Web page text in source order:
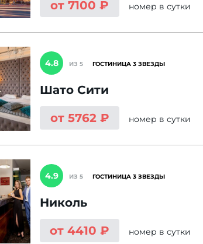
от 7100 ₽
номер в сутки
4.8 ИЗ 5 ГОСТИНИЦА 3 ЗВЕЗДЫ
Шато Сити
от 5762 ₽
номер в сутки
4.9 ИЗ 5 ГОСТИНИЦА 3 ЗВЕЗДЫ
Николь
от 4410 ₽
номер в сутки